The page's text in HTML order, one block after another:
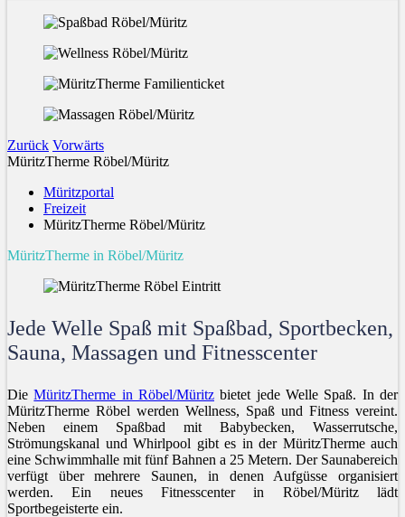
Zurück Vorwärts
MüritzTherme Röbel/Müritz
Müritzportal
Freizeit
MüritzTherme Röbel/Müritz
MüritzTherme in Röbel/Müritz
Jede Welle Spaß mit Spaßbad, Sportbecken,
Sauna, Massagen und Fitnesscenter
DieMüritzTherme in Röbel/Müritz bietet jede Welle Spaß. In der
MüritzTherme Röbel werden Wellness, Spaß und Fitness vereint.
Neben einem Spaßbad mit Babybecken, Wasserrutsche,
Strömungskanal und Whirlpool gibt es in der MüritzTherme auch
eine Schwimmhalle mit fünf Bahnen a 25 Metern. Der Saunabereich
verfügt über mehrere Saunen, in denen Aufgüsse organisiert
werden. Ein neues Fitnesscenter in Röbel/Müritz lädt
Sportbegeisterte ein.